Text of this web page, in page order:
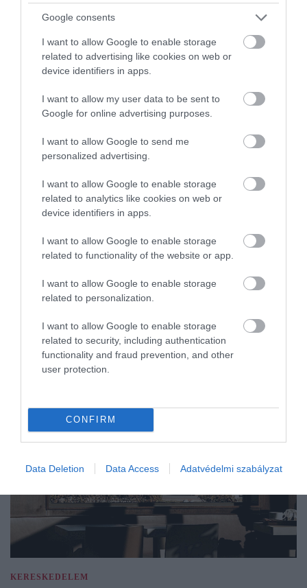
Google consents
I want to allow Google to enable storage
related to advertising like cookies on web or
device identifiers in apps.
I want to allow my user data to be sent to
Google for online advertising purposes.
I want to allow Google to send me
personalized advertising.
I want to allow Google to enable storage
related to analytics like cookies on web or
device identifiers in apps.
I want to allow Google to enable storage
related to functionality of the website or app.
I want to allow Google to enable storage
related to personalization.
I want to allow Google to enable storage
related to security, including authentication
functionality and fraud prevention, and other
user protection.
CONFIRM
Data Deletion Data Access Adatvédelmi szabályzat
vagy a tagja, amelyet elbocsátunk. A
munkaviszonyod ezennel megszűnt.
Azonnali hatállyal.
munkavállaló munkaerőhiány munkaerőpiac
karácsony kirúgás microsoft
KERESKEDELEM